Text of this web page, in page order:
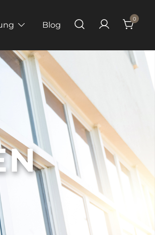
Blog
0